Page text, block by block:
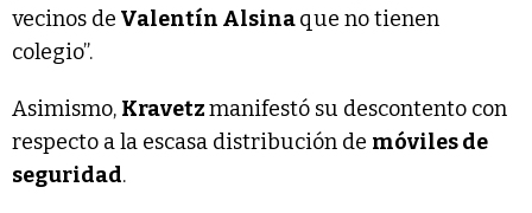
vecinos de Valentín Alsinaque no tienen
colegio”.
Asimismo, Kravetzmanifestó su descontento con
respecto a la escasa distribución de móviles de
seguridad.